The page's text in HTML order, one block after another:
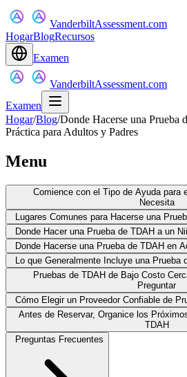
VanderbiltAssessment.com
HogarBlogRecursos
Examen
VanderbiltAssessment.com
Examen
Hogar/Blog/Donde Hacerse una
Práctica para Adultos y Padres
Menu
Comience con el Tipo de Ayuda para
Necesita
Lugares Comunes para Hacerse una
Donde Hacer una Prueba de TDAH a un
Donde Hacerse una Prueba de TDAH en
Lo que Generalmente Incluye una Prueba
Pruebas de TDAH de Bajo Costo
Preguntar
Cómo Elegir un Proveedor Confiable de
Antes de Reservar, Organice los
TDAH
Preguntas Frecuentes